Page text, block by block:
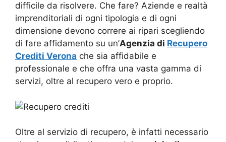
difficile da risolvere. Che fare? Aziende e realtà
imprenditoriali di ogni tipologia e di ogni
dimensione devono correre ai ripari scegliendo
di fare affidamento su un’Agenzia di Recupero
Crediti Verona che sia affidabile e
professionale e che offra una vasta gamma di
servizi, oltre al recupero vero e proprio.
Oltre al servizio di recupero, è infatti necessario